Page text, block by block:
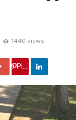
1440 views
Google +
Pin it